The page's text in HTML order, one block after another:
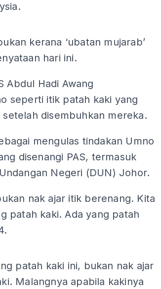
kerana ‘ubatan mujarab’
hari ini.
Abdul Hadi Awang
seperti itik patah kaki yang
disembuhkan mereka.
mengulas tindakan Umno
disenangi PAS, termasuk
Negeri (DUN) Johor.
nak ajar itik berenang. Kita
patah kaki. Ada yang patah
patah kaki ini, bukan nak ajar
Malangnya apabila kakinya